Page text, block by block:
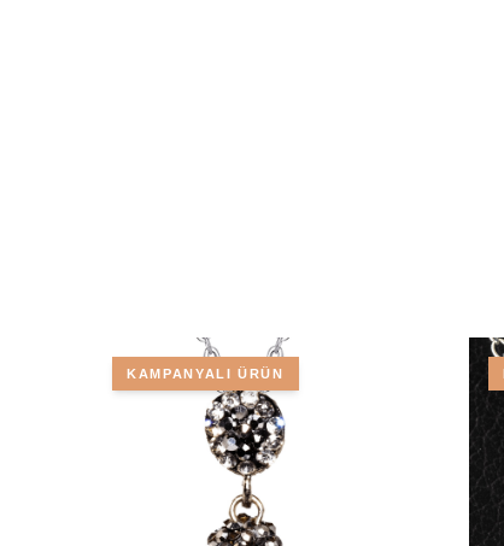
KAMPANYALI ÜRÜN